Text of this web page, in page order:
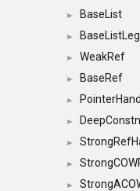
► BaseList
►
► WeakRef
► BaseRef
►
►
►
►
►